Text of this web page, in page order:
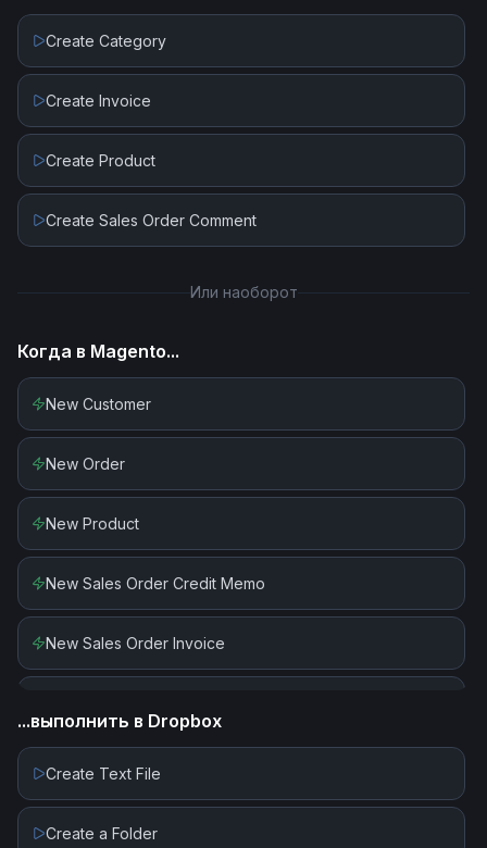
Create Category
Create Invoice
Create Product
Create Sales Order Comment
Или наоборот
Когда в Magento...
New Customer
New Order
New Product
New Sales Order Credit Memo
New Sales Order Invoice
...выполнить в Dropbox
Create Text File
Create a Folder